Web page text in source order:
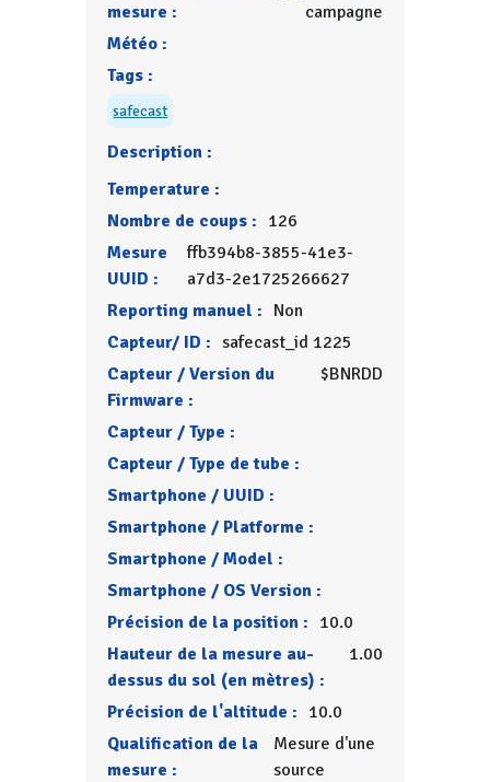
mesure :
campagne
Météo :
Tags :
safecast
Description :
Temperature :
Nombre de coups : 126
Mesure
UUID :
ffb394b8-3855-41e3-
a7d3-2e1725266627
Reporting manuel : Non
Capteur/ ID : safecast_id 1225
Capteur / Version du
Firmware :
$BNRDD
Capteur / Type :
Capteur / Type de tube :
Smartphone / UUID :
Smartphone / Platforme :
Smartphone / Model :
Smartphone / OS Version :
Précision de la position : 10.0
Hauteur de la mesure au-
dessus du sol (en mètres) :
1.00
Précision de l'altitude : 10.0
Qualification de la
mesure :
Mesure d'une
source